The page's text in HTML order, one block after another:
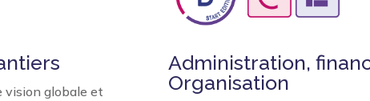
vision globale et
Administration,
Organisation